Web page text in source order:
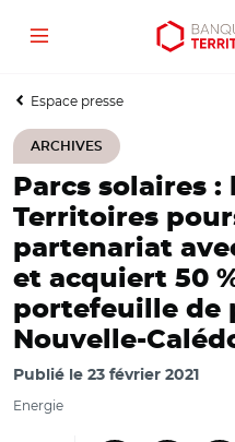
Aller
contenu
Aller
menu
Ouvrir
outils
Menu
Espace presse
ARCHIVES
Parcs solaires
Territoires
partenariat
et acquiert 50
portefeuille de
Nouvelle-
Publié le 23 février 2021
Energie